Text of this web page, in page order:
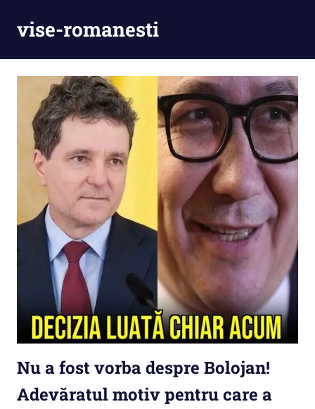
vise-romanesti
Nu a fost vorba despre Bolojan!
Adevăratul motiv pentru care a